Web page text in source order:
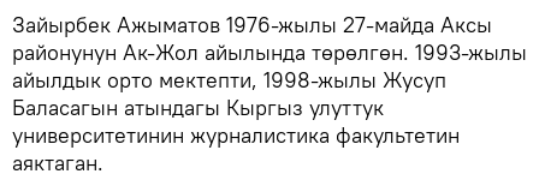
Зайырбек Ажыматов 1976-жылы 27-майда Аксы
районунун Ак-Жол айылында төрөлгөн. 1993-жылы
айылдык орто мектепти, 1998-жылы Жусуп
Баласагын атындагы Кыргыз улуттук
университетинин журналистика факультетин
аяктаган.